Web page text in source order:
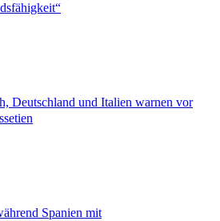
Deutschland und Italien warnen vor
Spanien mit